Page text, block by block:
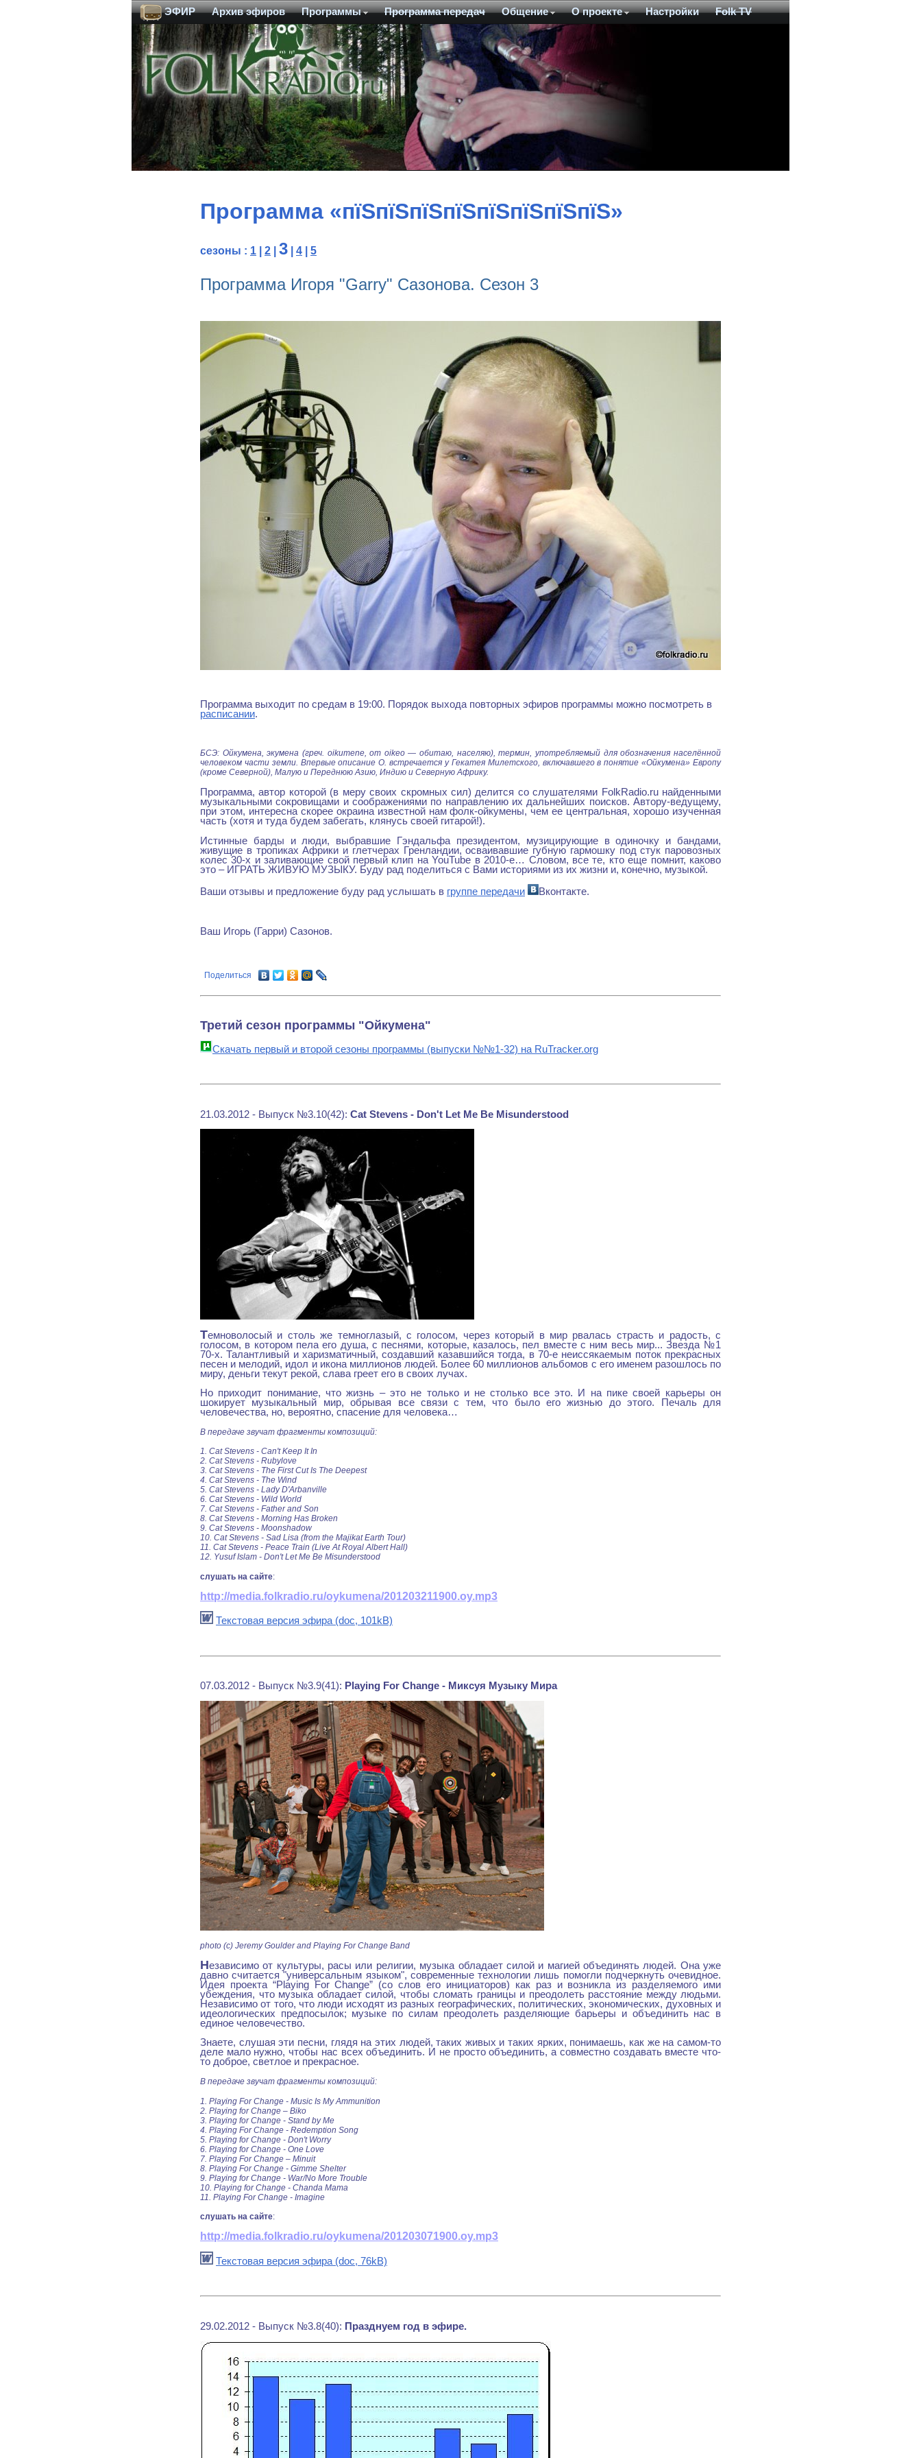
ЭФИР Архив эфиров Программы Программа передач Общение О проекте Настройки Folk TV
Программа «пїЅпїЅпїЅпїЅпїЅпїЅпїЅпїЅ»
сезоны : 1 2 3 4 5
Программа Игоря "Garry" Сазонова. Сезон 3
Программа выходит по средам в 19:00. Порядок выхода повторных эфиров программы можно посмотреть в
расписании.
БСЭ: Ойкумена, экумена (греч. oikumene, от oikeo — обитаю, населяю), термин, употребляемый для обозначения населённой
человеком части земли. Впервые описание О. встречается у Гекатея Милетского, включавшего в понятие «Ойкумена» Европу
(кроме Северной), Малую и Переднюю Азию, Индию и Северную Африку.
Программа, автор которой (в меру своих скромных сил) делится со слушателями FolkRadio.ru найденными
музыкальными сокровищами и соображениями по направлению их дальнейших поисков. Автору-ведущему,
при этом, интересна скорее окраина известной нам фолк-ойкумены, чем ее центральная, хорошо изученная
часть (хотя и туда будем забегать, клянусь своей гитарой!).
Истинные барды и люди, выбравшие Гэндальфа президентом, музицирующие в одиночку и бандами,
живущие в тропиках Африки и глетчерах Гренландии, осваивавшие губную гармошку под стук паровозных
колес 30-х и заливающие свой первый клип на YouTube в 2010-е… Словом, все те, кто еще помнит, каково
это – ИГРАТЬ ЖИВУЮ МУЗЫКУ. Буду рад поделиться с Вами историями из их жизни и, конечно, музыкой.
Ваши отзывы и предложение буду рад услышать в группе передачи Вконтакте.
Ваш Игорь (Гарри) Сазонов.
Поделиться
Третий сезон программы "Ойкумена"
Скачать первый и второй сезоны программы (выпуски №№1-32) на RuTracker.org
21.03.2012 - Выпуск №3.10(42): Cat Stevens - Don't Let Me Be Misunderstood
Темноволосый и столь же темноглазый, с голосом, через который в мир рвалась страсть и радость, с
голосом, в котором пела его душа, с песнями, которые, казалось, пел вместе с ним весь мир... Звезда №1
70-х. Талантливый и харизматичный, создавший казавшийся тогда, в 70-е неиссякаемым поток прекрасных
песен и мелодий, идол и икона миллионов людей. Более 60 миллионов альбомов с его именем разошлось по
миру, деньги текут рекой, слава греет его в своих лучах.
Но приходит понимание, что жизнь – это не только и не столько все это. И на пике своей карьеры он
шокирует музыкальный мир, обрывая все связи с тем, что было его жизнью до этого. Печаль для
человечества, но, вероятно, спасение для человека…
В передаче звучат фрагменты композиций:
1. Cat Stevens - Can't Keep It In
2. Cat Stevens - Rubylove
3. Cat Stevens - The First Cut Is The Deepest
4. Cat Stevens - The Wind
5. Cat Stevens - Lady D'Arbanville
6. Cat Stevens - Wild World
7. Cat Stevens - Father and Son
8. Cat Stevens - Morning Has Broken
9. Cat Stevens - Moonshadow
10. Cat Stevens - Sad Lisa (from the Majikat Earth Tour)
11. Cat Stevens - Peace Train (Live At Royal Albert Hall)
12. Yusuf Islam - Don't Let Me Be Misunderstood
слушать на сайте:
http://media.folkradio.ru/oykumena/201203211900.oy.mp3
Текстовая версия эфира (doc, 101kB)
07.03.2012 - Выпуск №3.9(41): Playing For Change - Миксуя Музыку Мира
photo (c) Jeremy Goulder and Playing For Change Band
Независимо от культуры, расы или религии, музыка обладает силой и магией объединять людей. Она уже
давно считается "универсальным языком", современные технологии лишь помогли подчеркнуть очевидное.
Идея проекта “Playing For Change” (со слов его инициаторов) как раз и возникла из разделяемого ими
убеждения, что музыка обладает силой, чтобы сломать границы и преодолеть расстояние между людьми.
Независимо от того, что люди исходят из разных географических, политических, экономических, духовных и
идеологических предпосылок; музыке по силам преодолеть разделяющие барьеры и объединить нас в
единое человечество.
Знаете, слушая эти песни, глядя на этих людей, таких живых и таких ярких, понимаешь, как же на самом-то
деле мало нужно, чтобы нас всех объединить. И не просто объединить, а совместно создавать вместе что-
то доброе, светлое и прекрасное.
В передаче звучат фрагменты композиций:
1. Playing For Change - Music Is My Ammunition
2. Playing for Change – Biko
3. Playing for Change - Stand by Me
4. Playing For Change - Redemption Song
5. Playing for Change - Don't Worry
6. Playing for Change - One Love
7. Playing For Change – Minuit
8. Playing For Change - Gimme Shelter
9. Playing for Change - War/No More Trouble
10. Playing for Change - Chanda Mama
11. Playing For Change - Imagine
слушать на сайте:
http://media.folkradio.ru/oykumena/201203071900.oy.mp3
Текстовая версия эфира (doc, 76kB)
29.02.2012 - Выпуск №3.8(40): Празднуем год в эфире.